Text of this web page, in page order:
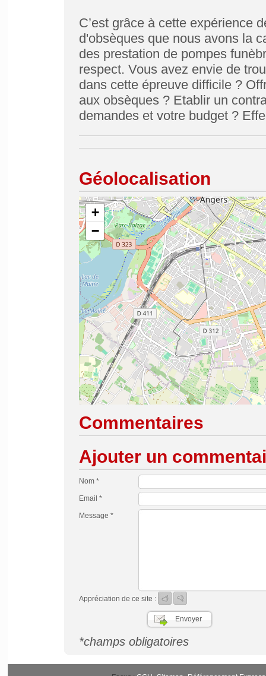
C’est grâce à cette expérience
d'obsèques que nous avons la
des prestation de pompes
respect. Vous avez envie de
dans cette épreuve difficile ?
aux obsèques ? Etablir un
demandes et votre budget ?
Géolocalisation
+
−
Commentaires
Ajouter un
Nom *
Email *
Message *
Appréciation de ce site :
*champs obligatoires